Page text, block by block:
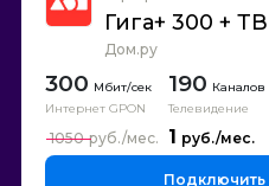
Гига+ 300 + ТВ
Дом.ру
300
Интернет GPON
190 Каналов
Телевидение
1
1050
Подключить